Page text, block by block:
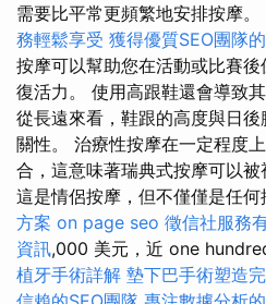
需要比平常更頻繁地安排按摩。
務輕鬆享受 獲得優質SEO團隊
按摩可以幫助您在活動或比賽
復活力。 使用高跟鞋還會導致
從長遠來看，鞋跟的高度與日
關性。 治療性按摩在一定程度
合，這意味著瑞典式按摩可以被
這是情侶按摩，但不僅僅是任
方案 on page seo 徵信社服務
資訊,000 美元，近 one
植牙手術詳解 墊下巴手術塑造